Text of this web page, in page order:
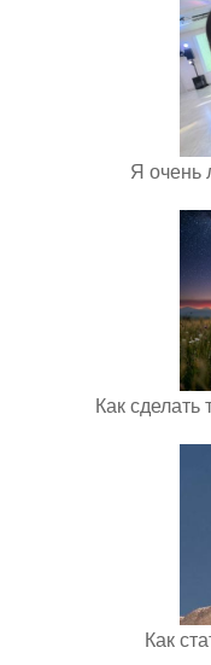
Я очень
Как сделать
Как